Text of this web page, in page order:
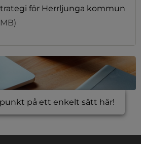
för Herrljunga kommun
på ett enkelt sätt här!